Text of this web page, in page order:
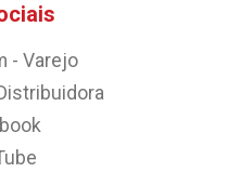
- Varejo